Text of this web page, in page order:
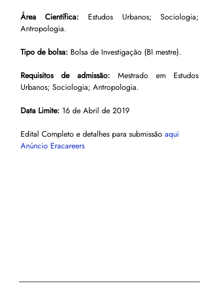
Área Científica: Estudos Urbanos; Sociologia;
Antropologia.
Tipo de bolsa: Bolsa de Investigação (BI mestre).
Requisitos de admissão: Mestrado em Estudos
Urbanos; Sociologia; Antropologia.
Data Limite: 16 de Abril de 2019
Edital Completo e detalhes para submissão aqui
Anúncio Eracareers